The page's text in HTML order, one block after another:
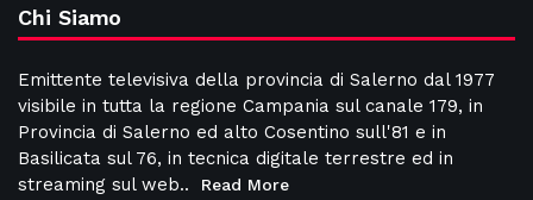
Chi Siamo
Emittente televisiva della provincia di Salerno dal 1977
visibile in tutta la regione Campania sul canale 179, in
Provincia di Salerno ed alto Cosentino sull'81 e in
Basilicata sul 76, in tecnica digitale terrestre ed in
streaming sul web..
Read More